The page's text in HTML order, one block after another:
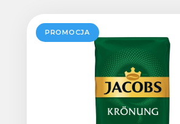
PROMOCJA